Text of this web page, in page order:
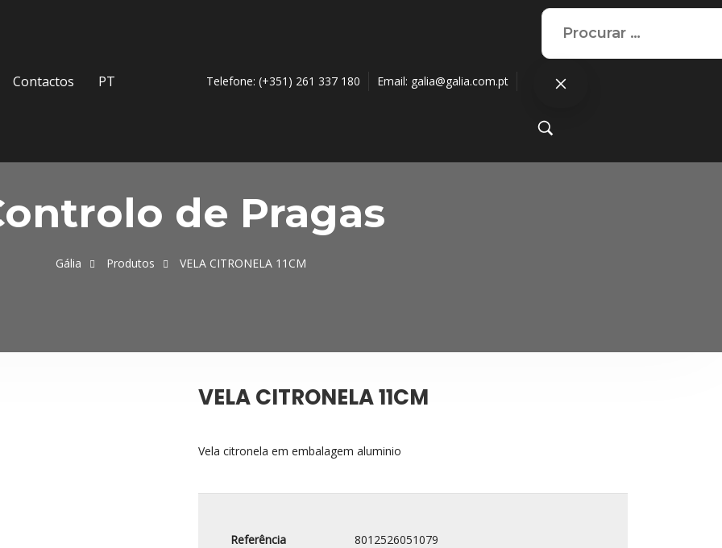
Contactos PT Telefone: (+351) 261 337 180 Email: galia@galia.com.pt
de Pragas
Gália Produtos VELA CITRONELA 11CM
VELA CITRONELA 11CM
Vela citronela em embalagem aluminio
Referência
8012526051079